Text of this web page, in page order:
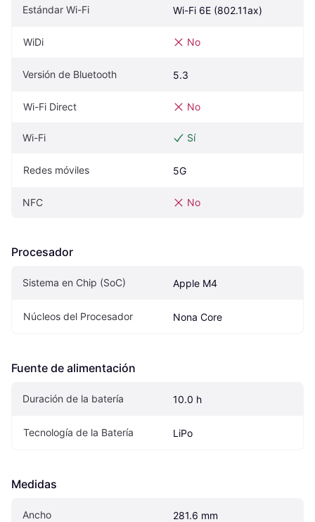
Estándar Wi-Fi Wi-Fi 6E (802.11ax)
WiDi No
Versión de Bluetooth 5.3
Wi-Fi Direct No
Wi-Fi Sí
Redes móviles 5G
NFC No
Procesador
Sistema en Chip (SoC) Apple M4
Núcleos del Procesador Nona Core
Fuente de alimentación
Duración de la batería 10.0 h
Tecnología de la Batería LiPo
Medidas
Ancho 281.6 mm